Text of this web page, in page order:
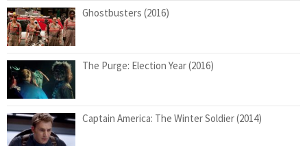
Ghostbusters (2016)
The Purge: Election Year (2016)
Captain America: The Winter Soldier (2014)